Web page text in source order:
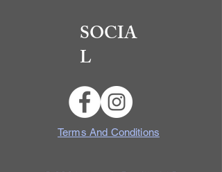
SOCIA
L
Terms And Conditions